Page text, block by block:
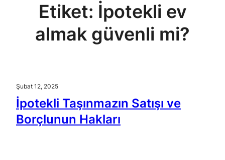
Etiket: İpotekli ev
almak güvenli mi?
Şubat 12, 2025
İpotekli Taşınmazın Satışı ve
Borçlunun Hakları